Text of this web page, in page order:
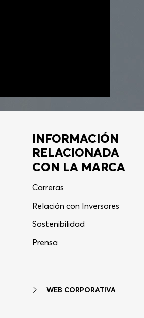
INFORMACIÓN
RELACIONADA
CON LA MARCA
Carreras
Relación con Inversores
Sostenibilidad
Prensa
WEB CORPORATIVA